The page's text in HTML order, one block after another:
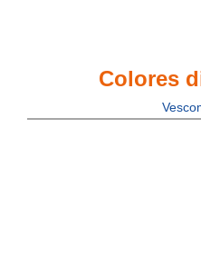
Colores